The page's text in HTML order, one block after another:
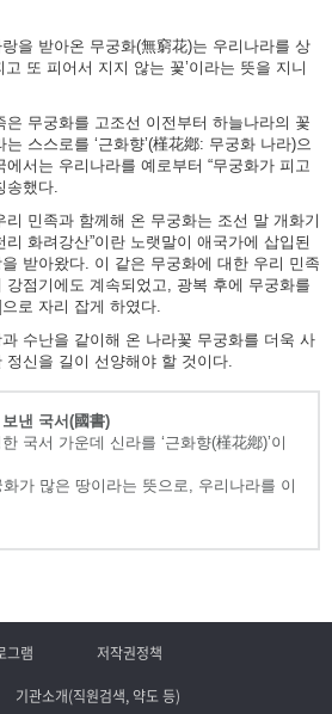
을 받아온 무궁화(無窮花)는 우리나라를 상
고 또 피어서 지지 않는 꽃’이라는 뜻을 지니
무궁화를 고조선 이전부터 하늘나라의 꽃
스스로를 ‘근화향’(槿花鄕: 무궁화 나라)으
서는 우리나라를 예로부터 “무궁화가 피고
송했다.
리 민족과 함께해 온 무궁화는 조선 말 개화기
리 화려강산”이란 노랫말이 애국가에 삽입된
받아왔다. 이 같은 무궁화에 대한 우리 민족
강점기에도 계속되었고, 광복 후에 무궁화를
로 자리 잡게 하였다.
수난을 같이해 온 나라꽃 무궁화를 더욱 사
정신을 길이 선양해야 할 것이다.
낸 국서(國書)
국서 가운데 신라를 ‘근화향(槿花鄕)’이
가 많은 땅이라는 뜻으로, 우리나라를 이
그램 저작권정책
기관소개(직원검색, 약도 등)